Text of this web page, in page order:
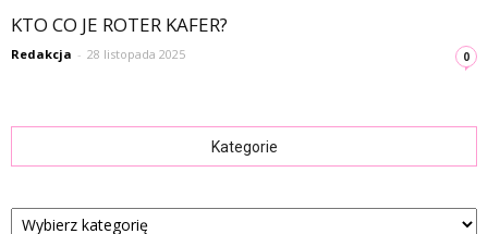
KTO CO JE ROTER KAFER?
Redakcja - 28 listopada 2025 0
Kategorie
Kategorie